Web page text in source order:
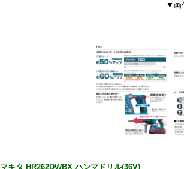
▼画
マキタ HR262DWBX ハンマドリル(36V)